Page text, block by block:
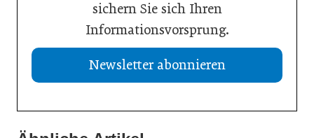
sichern Sie sich Ihren
Informationsvorsprung.
Newsletter abonnieren